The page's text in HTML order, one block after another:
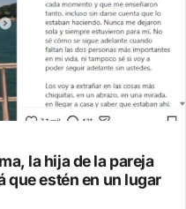
la hija de la pareja
que estén en un lugar